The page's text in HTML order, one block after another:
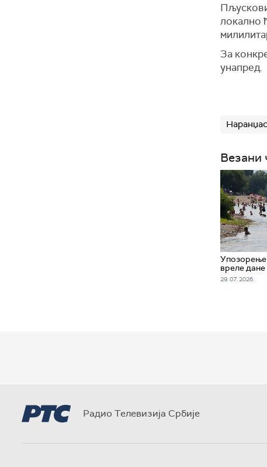
локално
За
унапред.
Везани
вреле
29. 07. 2026.
Радио Телевизија Србије